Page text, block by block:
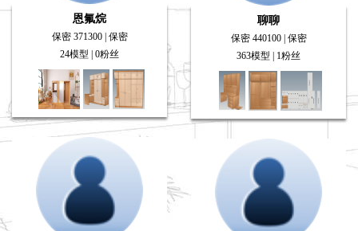
恩氟烷
保密 371300 | 保密
24模型 | 0粉丝
聊聊
保密 440100 | 保密
363模型 | 1粉丝